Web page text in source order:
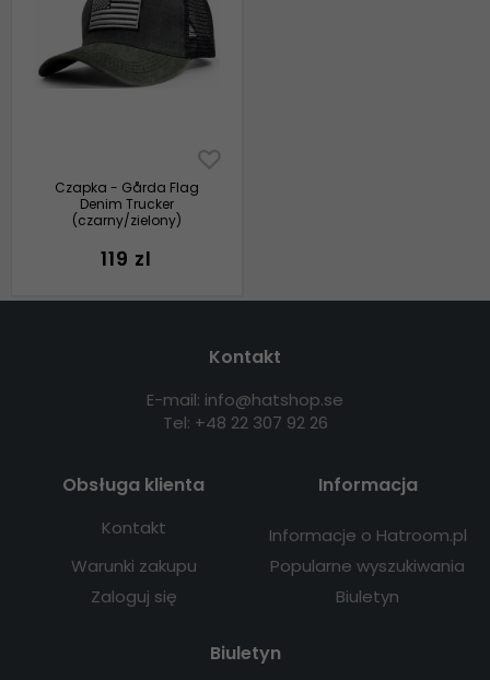
Czapka - Gårda Flag
Denim Trucker
(czarny/zielony)
119 zl
Kontakt
E-mail: info@hatshop.se
Tel: +48 22 307 92 26
Obsługa klienta
Kontakt
Warunki zakupu
Zaloguj się
Informacja
Informacje o Hatroom.pl
Popularne wyszukiwania
Biuletyn
Biuletyn